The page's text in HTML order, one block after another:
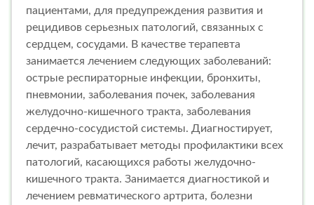
пациентами, для предупреждения развития и
рецидивов серьезных патологий, связанных с
сердцем, сосудами. В качестве терапевта
занимается лечением следующих заболеваний:
острые респираторные инфекции, бронхиты,
пневмонии, заболевания почек, заболевания
желудочно-кишечного тракта, заболевания
сердечно-сосудистой системы. Диагностирует,
лечит, разрабатывает методы профилактики всех
патологий, касающихся работы желудочно-
кишечного тракта. Занимается диагностикой и
лечением ревматического артрита, болезни